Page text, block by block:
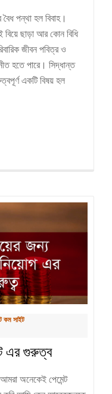
পন্থা হল বিবাহ।
বিয়ে ছাড়া আর কোন বিধি
জীবন পবিত্র ও
হতে পারে। সিদ্ধান্ত
একটি বিষয় হল
কম সাইট
এর গুরুত্ব
অনেকেই পেমেন্ট